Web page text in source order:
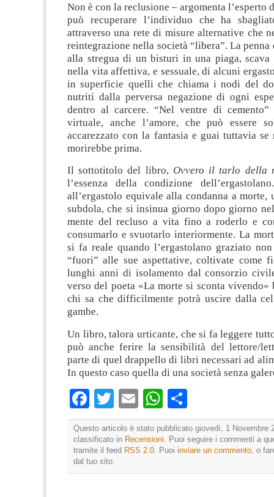
Non è con la reclusione – argomenta l’esperto
può recuperare l’individuo che ha
attraverso una rete di misure alternative che
reintegrazione nella società “libera”. La
alla stregua di un bisturi in una piaga, scava
nella vita affettiva, e sessuale, di alcuni
in superficie quelli che chiama i nodi del
nutriti dalla perversa negazione di ogni
dentro al carcere. “Nel ventre di
virtuale, anche l’amore, che può essere
accarezzato con la fantasia e guai tuttavia
morirebbe prima.
Il sottotitolo del libro, Ovvero il tarlo della
l’essenza della condizione
all’ergastolo equivale alla condanna a morte,
subdola, che si insinua giorno dopo giorno
mente del recluso a vita fino a roderlo e
consumarlo e svuotarlo interiormente. La
si fa reale quando l’ergastolano graziato
“fuori” alle sue aspettative, coltivate come
lunghi anni di isolamento dal consorzio
verso del poeta «La morte si sconta vivendo»
chi sa che difficilmente potrà uscire dalla
gambe.
Un libro, talora urticante, che si fa leggere
può anche ferire la sensibilità del lettore/
parte di quel drappello di libri necessari ad
In questo caso quella di una società senza
Facebook
TwitterEmailWhatsApp
Questo articolo è stato pubblicato giovedì, 1 Novembre
classificato in Recensioni . Puoi seguire i commenti a
tramite il feed RSS 2.0 . Puoi inviare un commento , o
dal tuo sito.